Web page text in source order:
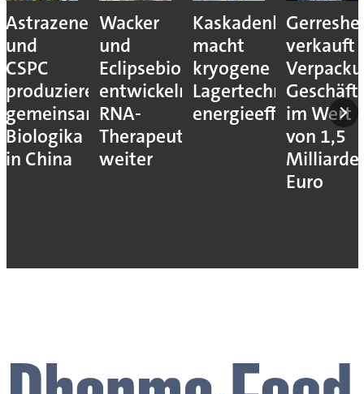
Astrazeneca
und
CSPC
produzieren
gemeinsam
Biologika
in China
Wacker
und
Eclipsebio
entwickeln
RNA-
Therapeutika
weiter
Kaskadenkonzept
macht
kryogene
Lagertechnik
energieeffizienter
verkauft
im Wert
von 1,5
Euro